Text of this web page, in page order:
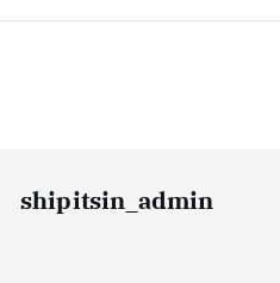
shipitsin_admin